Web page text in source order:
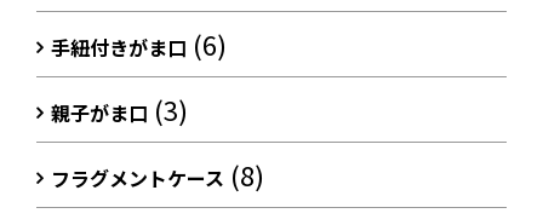
手紐付きがま口 (6)
親子がま口 (3)
フラグメントケース (8)